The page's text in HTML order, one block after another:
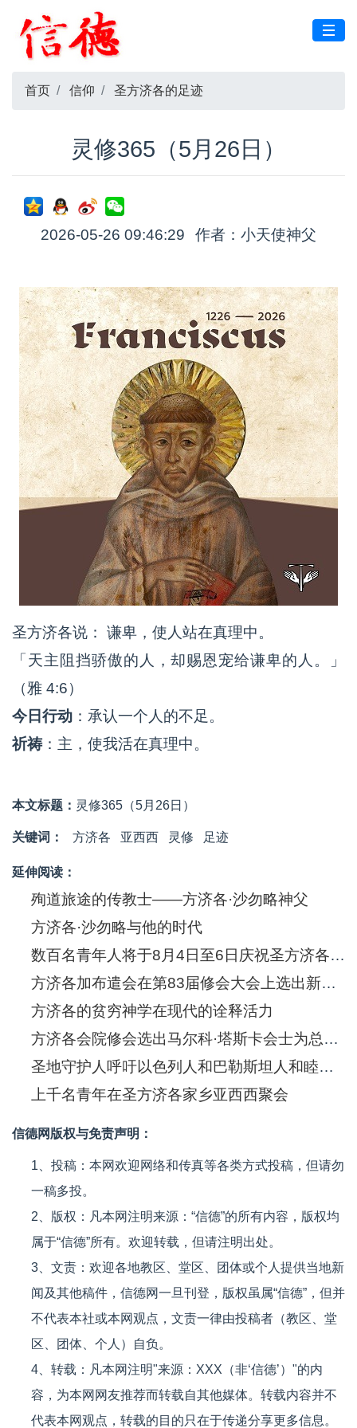
首页 信仰 圣方济各的足迹
灵修365（5月26日）
2026-05-26 09:46:29 作者：小天使神父
圣方济各说： 谦卑，使人站在真理中。
「天主阻挡骄傲的人，却赐恩宠给谦卑的人。」
（雅 4:6）
今日行动 ：承认一个人的不足。
祈祷：主，使我活在真理中。
本文标题： 灵修365（5月26日）
关键词： 方济各 亚西西 灵修 足迹
延伸阅读：
殉道旅途的传教士——方济各·沙勿略神父
方济各·沙勿略与他的时代
数百名青年人将于8月4日至6日庆祝圣方济各·沙勿略诞生五百年
方济各加布遣会在第83届修会大会上选出新的总会长
方济各的贫穷神学在现代的诠释活力
方济各会院修会选出马尔科·塔斯卡会士为总会长
圣地守护人呼吁以色列人和巴勒斯坦人和睦共处
上千名青年在圣方济各家乡亚西西聚会
信德网版权与免责声明：
1、投稿：本网欢迎网络和传真等各类方式投稿，但请勿
一稿多投。
2、版权：凡本网注明来源：“信德”的所有内容，版权均
属于“信德”所有。欢迎转载，但请注明出处。
3、文责：欢迎各地教区、堂区、团体或个人提供当地新
闻及其他稿件，信德网一旦刊登，版权虽属“信德”，但并
不代表本社或本网观点，文责一律由投稿者（教区、堂
区、团体、个人）自负。
4、转载：凡本网注明"来源：XXX（非‘信德’）"的内
容，为本网网友推荐而转载自其他媒体。转载内容并不
代表本网观点，转载的目的只在于传递分享更多信息。